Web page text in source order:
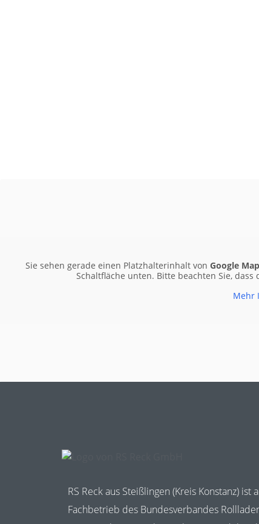
Sie sehen gerade einen Platzhalterinhalt von Google
Schaltfläche unten. Bitte beachten Sie,
Mehr
RS Reck aus Steißlingen (Kreis Konstanz) ist
Fachbetrieb des Bundesverbandes